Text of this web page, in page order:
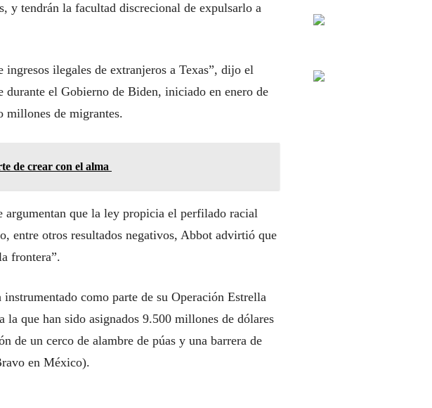
y tendrán la facultad discrecional de expulsarlo a
ingresos ilegales de extranjeros a Texas”, dijo el
el Gobierno de Biden, iniciado en enero de
millones de migrantes.
de crear con el alma
argumentan que la ley propicia el perfilado racial
entre otros resultados negativos, Abbot advirtió que
frontera”.
como parte de su Operación Estrella
que han sido asignados 9.500 millones de dólares
de un cerco de alambre de púas y una barrera de
en México).